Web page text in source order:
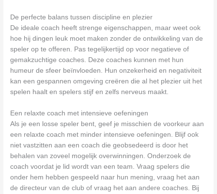
De perfecte balans tussen discipline en plezier
De ideale coach heeft strenge eigenschappen, maar weet ook
hoe hij dingen leuk moet maken zonder de ontwikkeling van de
speler op te offeren. Pas tegelijkertijd op voor negatieve of
gemakzuchtige coaches. Deze coaches kunnen met hun
humeur de sfeer beïnvloeden. Hun onzekerheid en negativiteit
kan een gespannen omgeving creëren die al het plezier uit het
spelen haalt en spelers stijf en zelfs nerveus maakt.
Een relaxte coach met intensieve oefeningen
Als je een losse speler bent, geef je misschien de voorkeur aan
een relaxte coach met minder intensieve oefeningen. Blijf ook
niet vastzitten aan een coach die geobsedeerd is door het
behalen van zoveel mogelijk overwinningen. Onderzoek de
coach voordat je lid wordt van een team. Vraag spelers die
onder hem hebben gespeeld naar hun mening, vraag het aan
de directeur van de club of vraag het aan andere coaches. Bij